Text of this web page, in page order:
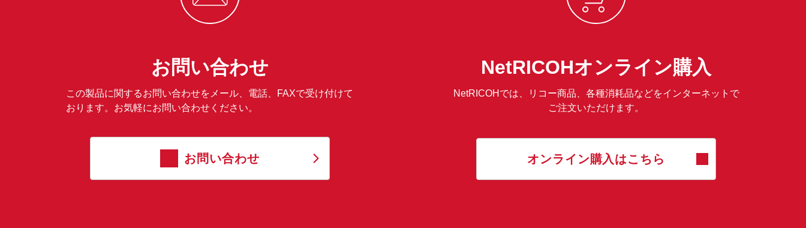
お問い合わせ
この製品に関するお問い合わせをメール、電話、FAXで受け付けて
おります。お気軽にお問い合わせください。
お問い合わせ
NetRICOHオンライン購入
NetRICOHでは、リコー商品、各種消耗品などをインターネットで
ご注文いただけます。
オンライン購入はこちら